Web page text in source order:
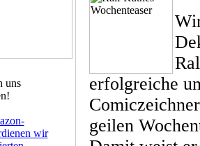
uns
wir
erfolgreiche
geilen